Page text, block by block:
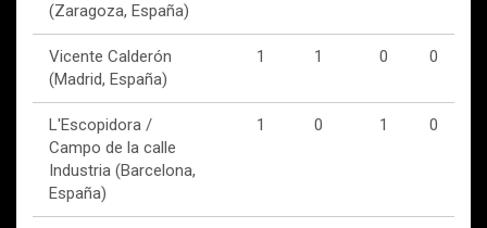
(Zaragoza, España)
Vicente Calderón
(Madrid, España)
1 1 0 0
L'Escopidora /
Campo de la calle
Industria (Barcelona,
España)
1 0 1 0